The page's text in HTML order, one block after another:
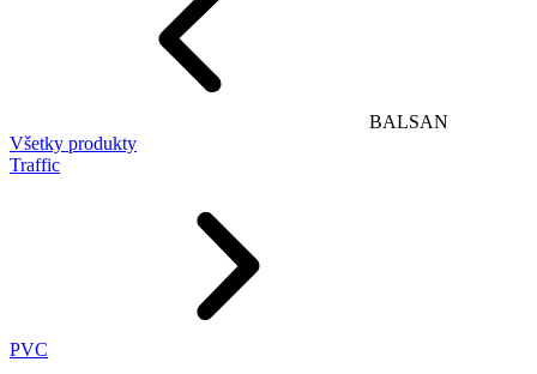
BALSAN
Všetky produkty
Traffic
PVC